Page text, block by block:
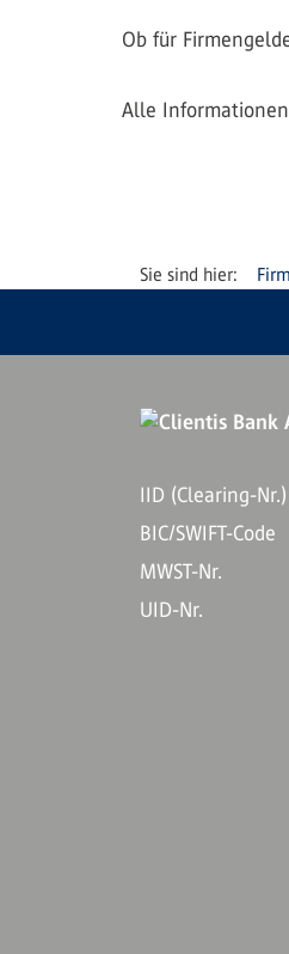
Ob für
Alle
IID (Clearing-Nr.)
BIC/SWIFT-Code
MWST-Nr.
UID-Nr.